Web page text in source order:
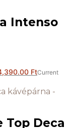
Intenso
FtCurrent
Top Deca